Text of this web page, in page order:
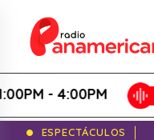
- 4:00PM
ESPECTÁCULOS